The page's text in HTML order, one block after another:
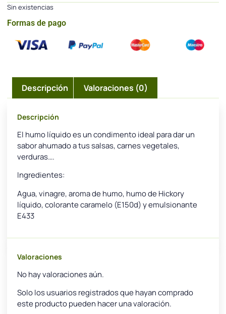
Sin existencias
Formas de pago
Descripción Valoraciones (0)
Descripción
El humo líquido es un condimento ideal para dar un
sabor ahumado a tus salsas, carnes vegetales,
verduras….
Ingredientes:
Agua, vinagre, aroma de humo, humo de Hickory
líquido, colorante caramelo (E150d) y emulsionante
E433
Valoraciones
No hay valoraciones aún.
Solo los usuarios registrados que hayan comprado
este producto pueden hacer una valoración.